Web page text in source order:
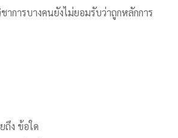
าการบางคนยังไม่ยอมรับว่าถูกหลักการ
ถึง ข้อใด